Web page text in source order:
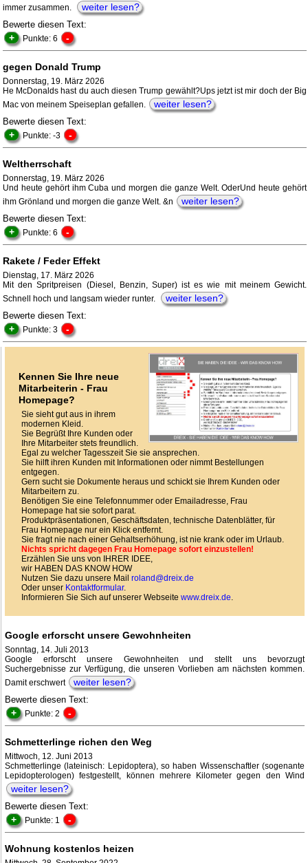
immer zusammen.
weiter lesen?
Bewerte diesen Text:
+ Punkte: 6 -
gegen Donald Trump
Donnerstag, 19. März 2026
He McDonalds hast du auch diesen Trump gewählt?Ups jetzt ist mir doch der Big
Mac von meinem Speiseplan gefallen.
weiter lesen?
Bewerte diesen Text:
+ Punkte: -3 -
Weltherrschaft
Donnerstag, 19. März 2026
Und heute gehört ihm Cuba und morgen die ganze Welt. OderUnd heute gehört
ihm Grönland und morgen die ganze Welt. &n
weiter lesen?
Bewerte diesen Text:
+ Punkte: 6 -
Rakete / Feder Effekt
Dienstag, 17. März 2026
Mit den Spritpreisen (Diesel, Benzin, Super) ist es wie mit meinem Gewicht.
Schnell hoch und langsam wieder runter.
weiter lesen?
Bewerte diesen Text:
+ Punkte: 3 -
Kennen Sie Ihre neue
Mitarbeiterin - Frau
Homepage?
Sie sieht gut aus in ihrem
modernen Kleid.
Sie Begrüßt Ihre Kunden oder
Ihre Mitarbeiter stets freundlich.
Egal zu welcher Tagesszeit Sie sie ansprechen.
Sie hilft ihren Kunden mit Informationen oder nimmt Bestellungen
entgegen.
Gern sucht sie Dokumente heraus und schickt sie Ihrem Kunden oder
Mitarbeitern zu.
Benötigen Sie eine Telefonnummer oder Emailadresse, Frau
Homepage hat sie sofort parat.
Produktpräsentationen, Geschäftsdaten, technische Datenblätter, für
Frau Homepage nur ein Klick entfernt.
Sie fragt nie nach einer Gehaltserhöhung, ist nie krank oder im Urlaub.
Nichts spricht dagegen Frau Homepage sofort einzustellen!
Erzählen Sie uns von IHRER IDEE,
wir HABEN DAS KNOW HOW
Nutzen Sie dazu unsere Mail roland@dreix.de
Oder unser Kontaktformular.
Informieren Sie Sich auf unserer Webseite www.dreix.de.
Google erforscht unsere Gewohnheiten
Sonntag, 14. Juli 2013
Google erforscht unsere Gewohnheiten und stellt uns bevorzugt
Suchergebnisse zur Verfügung, die unseren Vorlieben am nächsten kommen.
Damit erschwert
weiter lesen?
Bewerte diesen Text:
+ Punkte: 2 -
Schmetterlinge richen den Weg
Mittwoch, 12. Juni 2013
Schmetterlinge (lateinisch: Lepidoptera), so haben Wissenschaftler (sogenante
Lepidopterologen) festgestellt, können mehrere Kilometer gegen den Wind
weiter lesen?
Bewerte diesen Text:
+ Punkte: 1 -
Wohnung kostenlos heizen